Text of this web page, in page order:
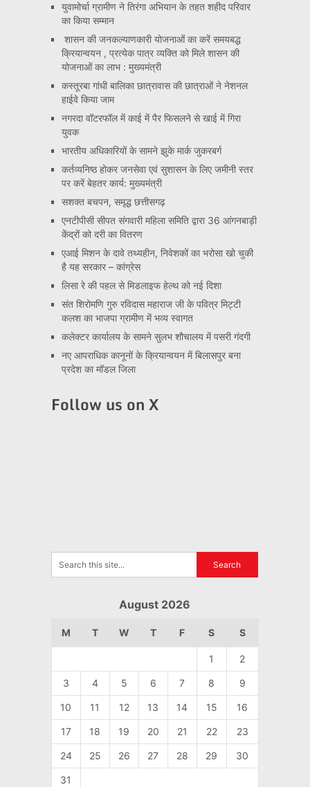
युवामोर्चा ग्रामीण ने तिरंगा अभियान के तहत शहीद परिवार
का किया सम्मान
शासन की जनकल्याणकारी योजनाओं का करें समयबद्ध
क्रियान्वयन , प्रत्येक पात्र व्यक्ति को मिले शासन की
योजनाओं का लाभ : मुख्यमंत्री
कस्तूरबा गांधी बालिका छात्रावास की छात्राओं ने नेशनल
हाईवे किया जाम
नगरदा वॉटरफॉल में काई में पैर फिसलने से खाई में गिरा
युवक
भारतीय अधिकारियों के सामने झुके मार्क जुकरबर्ग
कर्तव्यनिष्ठ होकर जनसेवा एवं सुशासन के लिए जमीनी स्तर
पर करें बेहतर कार्य: मुख्यमंत्री
सशक्त बचपन, समृद्ध छत्तीसगढ़
एनटीपीसी सीपत संगवारी महिला समिति द्वारा 36 आंगनबाड़ी
केंद्रों को दरी का वितरण
एआई मिशन के दावे तथ्यहीन, निवेशकों का भरोसा खो चुकी
है यह सरकार – कांग्रेस
लिसा रे की पहल से मिडलाइफ हेल्थ को नई दिशा
संत शिरोमणि गुरु रविदास महाराज जी के पवित्र मिट्टी
कलश का भाजपा ग्रामीण में भव्य स्वागत
कलेक्टर कार्यालय के सामने सुलभ शौचालय में पसरी गंदगी
नए आपराधिक कानूनों के क्रियान्वयन में बिलासपुर बना
प्रदेश का मॉडल जिला
Follow us on X
August 2026
M T W T F S S
1 2
3 4 5 6 7 8 9
10 11 12 13 14 15 16
17 18 19 20 21 22 23
24 25 26 27 28 29 30
31